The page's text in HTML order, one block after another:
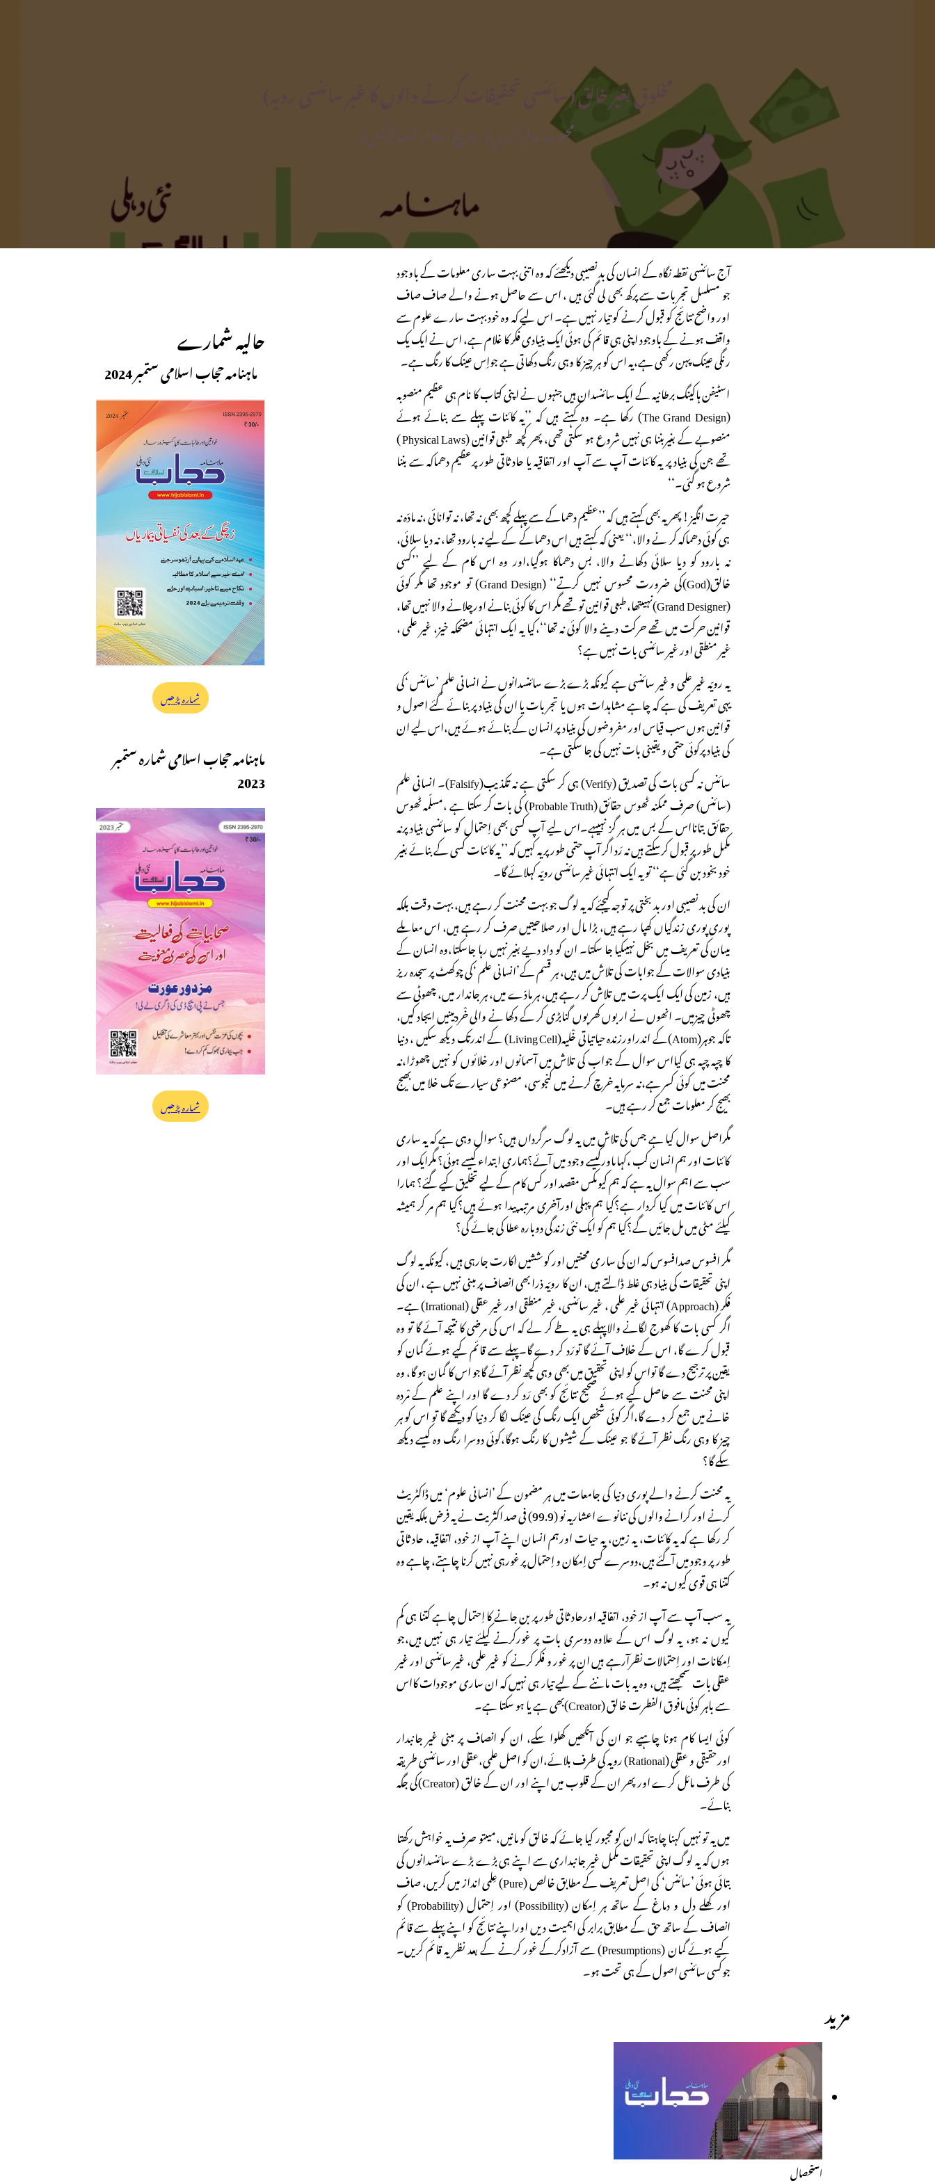
مخلوق بغیر خالق (سائنسی تحقیقات کرنے والوں کا غیر سائنسی رویہ)
محبوب عالم آروی (ریسرچ اسکالر شعبہ فزکس)
آج سائنسی نقطہ نگاہ کے انسان کی بد نصیبی دیکھئے کہ وہ اتنی بہت ساری معلومات کے باوجود
جو مسلسل تجربات سے پرکھ بھی لی گئی ہیں ، اس سے حاصل ہونے والے صاف صاف
اور واضح نتائج کو قبول کرنے کو تیار نہیں ہے۔ اس لیے کہ وہ خود بہت سارے علوم سے
واقف ہونے کے باوجود اپنی ہی قائم کی ہوئی ایک بنیادی فکر کا غلام ہے، اس نے ایک یک
رنگی عینک پہن رکھی ہے،یہ اس کو ہر چیز کا وہی رنگ دکھاتی ہے جواِس عینک کا رنگ ہے۔
اسٹیفن ہاکینگ برطانیہ کے ایک سائنسدان ہیں جنہوں نے اپنی کتاب کا نام ہی عظیم منصوبہ
(The Grand Design) رکھا ہے۔ وہ کہتے ہیں کہ ’’یہ کائنات پہلے سے بنائے ہوئے
منصوبے کے بغیربننا ہی نہیں شروع ہو سکتی تھی، پھر کچھ طبعی قوانین (Physical Laws )
تھے جن کی بنیاد پر یہ کائنات آپ سے آپ اور اتفاقیہ یا حادثاتی طور پرعظیم دھماکہ سے بننا
شروع ہو گئی۔‘‘
حیرت انگیز! پھر یہ بھی کہتے ہیں کہ ’’عظیم دھماکے سے پہلے کچھ بھی نہ تھا، نہ توانائی ،نہ مادّہ نہ
ہی کوئی دھماکہ کر نے والا،‘‘ یعنی کہ کہتے ہیں اس دھماکے کے لیے نہ بارود تھا، نہ دیا سلائی،
نہ بارود کو دیا سلائی دکھانے والا، بس دھماکا ہوگیا،اور وہ اس کام کے لیے ’’کسی
خالق(God)کی ضرورت محسوس نہیں کرتے‘‘ (Grand Design) تو موجود تھا مگر کوئی
(Grand Designer)نہیںتھا،طبعی قوانین تو تھے مگر اس کا کوئی بنانے اورچلانے والا نہیں تھا،
قوانین حرکت میں تھے حرکت دینے والا کوئی نہ تھا‘‘،کیا یہ ایک انتہائی مضحکہ خیز، غیر علمی ،
غیر منطقی اور غیر سائنسی بات نہیں ہے؟
یہ رویّہ غیر علمی و غیر سائنسی ہے کیونکہ بڑے بڑے سائنسدانوں نے انسانی علم ’سائنس ‘کی
یہی تعریف کی ہے کہ چاہے مشاہدات ہوں یا تجربات یا ان کی بنیاد پر بنائے گئے اصول و
قوانین ہوں سب قیاس اور مفروضوں کی بنیاد پر انسان کے بنائے ہوئے ہیں،اس لیے ان
کی بنیاد پرکوئی حتمی و یقینی بات نہیں کی جا سکتی ہے۔
سائنس نہ کسی بات کی تصدیق (Verify) ہی کر سکتی ہے نہ تکذیب(Falsify)۔ انسانی علم
(سائنس) صرف ممکنہ ٹھوس حقائق (Probable Truth) کی بات کر سکتا ہے ،مسلّمہ ٹھوس
حقائق بتانااس کے بس میں ہر گز نہیںہے۔اس لیے آپ کسی بھی اِحتمال کو سائنسی بنیاد پرنہ
مکمل طور پر قبول کرسکتے ہیں نہ رَد اگر آپ حتمی طور پریہ کہیں کہ ’’یہ کائنات کسی کے بنائے بغیر
خود بخود بن گئی ہے‘‘ تو یہ ایک انتہائی غیر سائنسی رویّہ کہلائے گا۔
ان کی بد نصیبی اور بد بختی پر توجہ کیجئے کہ یہ لوگ جو بہت محنت کر رہے ہیں، بہت وقت بلکہ
پوری پوری زندگیاں کھپا رہے ہیں، بڑا مال اور صلاحیتیں صرف کر رہے ہیں، اس معاملے
میںان کی تعریف میں بخل نہیںکیا جا سکتا۔ ان کو داد دیے بغیر نہیں رہا جاسکتا،وہ انسان کے
بنیادی سوالات کے جوابات کی تلاش میں ہیں، ہر قسم کے’انسانی علم ‘کی چوکھٹ پر سجدہ ریز
ہیں، زمین کی ایک ایک پرت میں تلاش کر رہے ہیں، ہر مادّے میں، ہر جاندار میں، چھوٹی سے
چھوٹی چیزمیں۔ انھوں نے اربوں کھربوں گنابڑی کر کے دکھا نے والی خْردبینیں ایجاد کیں،
تاکہ جوہر(Atom)کے اندراورزندہ حیاتیاتی خْلیہ(Living Cell) کے اندرتک دیکھ سکیں ، دنیا
کا چپہ چپہ ہی کیااس سوال کے جواب کی تلاش میں آسمانوں اور خلائوں کو نہیں چھوڑا،نہ
محنت میں کوئی کسر ہے،نہ سرمایہ خرچ کرنے میں کنجوسی، مصنوعی سیارے تک خلا میں بھیج
بھیج کر معلومات جمع کر رہے ہیں۔
مگراصل سوال کیا ہے جس کی تلاش میں یہ لوگ سرگرداں ہیں؟ سوال وہی ہے کہ یہ ساری
کائنات اور ہم انسان کب ،کہاںاورکیسے وجود میں آئے؟ہماری ابتداء کیسے ہوئی؟ مگرایک اور
سب سے اہم سوال یہ ہے کہ ہم کیوںکس مقصد اور کس کام کے لیے تخلیق کیے گئے؟ ہمارا
اس کائنات میں کیا کردار ہے؟کیا ہم پہلی اورآخری مرتبہ پیدا ہوئے ہیں؟کیا ہم مر کر ہمیشہ
کیلئے مٹی میں مل جائیں گے؟کیا ہم کو ایک نئی زندگی دوبارہ عطا کی جائے گی؟
مگر افسوس صدافسوس کہ ان کی ساری محنتیں اور کوششیں اکارت جارہی ہیں، کیونکہ یہ لوگ
اپنی تحقیقات کی بنیاد ہی غلط ڈالتے ہیں، ان کا رویّہ ذرا بھی انصاف پر مبنی نہیں ہے ، ان کی
فکر (Approach) انتہائی غیر علمی ، غیر سائنسی، غیر منطقی اور غیر عقلی (Irrational) ہے۔
اگر کسی بات کا کھوج لگانے والاپہلے ہی یہ طے کر لے کہ اس کی مرضی کا نتیجہ آئے گا تو وہ
قبول کرے گا، اس کے خلاف آئے گا تورَد کر دے گا۔پہلے سے قائم کیے ہوئے گمان کو
یقین پر ترجیح دے گا تواس کو اپنی تحقیق میں بھی وہی کچھ نظر آئے گاجو اس کا گمان ہو گا، وہ
اپنی محنت سے حاصل کیے ہوئے صحیح نتائج کو بھی رَد کر دے گا اور اپنے علم کے مْردہ
خانے میں جمع کر دے گا،اگر کوئی شخص ایک رنگ کی عینک لگا کر دنیا کو دیکھے گا تو اس کو ہر
چیز کا وہی رنگ نظر آئے گا جو عینک کے شیشوں کا رنگ ہوگا،کوئی دوسرا رنگ وہ کیسے دیکھ
سکے گا؟
یہ محنت کرنے والے پوری دنیا کی جامعات میں ہر مضمون کے ’انسانی علوم‘ میں ڈاکٹریٹ
کرنے اور کرانے والوں کی ننانوے اعشاریہ نو (99.9) فی صد اکثریت نے یہ فرض بلکہ یقین
کر رکھا ہے کہ یہ کائنات، یہ زمین، یہ حیات اورہم انسان اپنے آپ از خود، اتفاقیہ، حادثاتی
طور پر وجود میں آگئے ہیں،دوسرے کسی اِمکان و اِحتمال پر غورہی نہیں کرنا چاہتے، چاہے وہ
کتنا ہی قوی کیوں نہ ہو۔
یہ سب آپ سے آپ از خود، اتفاقیہ اورحادثاتی طور پر بن جانے کا اِحتمال چاہے کتنا ہی کم
کیوں نہ ہو، یہ لوگ اس کے علاوہ دوسری بات پر غورکرنے کیلئے تیار ہی نہیں ہیں،جو
اِمکانات اور اِحتمالات نظرآرہے ہیں ان پر غور و فکر کرنے کو غیر علمی، غیر سائنسی اور غیر
عقلی بات سمجھتے ہیں، وہ یہ بات ماننے کے لیے تیار ہی نہیں کہ ان ساری موجودات کااس
سے باہر کوئی مافوق الفطرت خالق (Creator)بھی ہے یا ہو سکتا ہے۔
کوئی ایسا کام ہونا چاہیے جو ان کی آنکھیں کھلوا سکے، ان کو انصاف پر مبنی غیر جانبدار
اورحقیقی و عقلی (Rational) رویہ کی طرف بلائے،ان کو اصل علمی،عقلی اور سائنسی طریقہ
کی طرف مائل کرے اور پھر ان کے قلوب میں اپنے اور ان کے خالق (Creator)کی جگہ
بنائے۔
میں یہ تو نہیں کہنا چاہتا کہ ان کو مجبور کیا جائے کہ خالق کو مانیں،میںتو صرف یہ خواہش رکھتا
ہوں کہ یہ لوگ اپنی تحقیقات مکمل غیر جانبداری سے اپنے ہی بڑے بڑے سائنسدانوں کی
بتائی ہوئی ’سائنس‘ کی اصل تعریف کے مطابق خالص (Pure) عِلمی انداز میں کریں، صاف
اور کھلے دل و دماغ کے ساتھ ہر اِمکان (Possibility) اور اِحتمال (Probability) کو
انصاف کے ساتھ حق کے مطابق برابر کی اہمیت دیں اوراپنے نتائج کو اپنے پہلے سے قائم
کیے ہوئے گمان (Presumptions) سے آزادکرکے غور کرنے کے بعد نظریہ قائم کریں۔
جوکسی سائنسی اصول کے ہی تحت ہو۔
مزید
استحصال
حالیہ شمارے
ماہنامہ حجاب اسلامی ستمبر 2024
شمارہ پڑھیں
ماہنامہ حجاب اسلامی شمارہ ستمبر
2023
شمارہ پڑھیں